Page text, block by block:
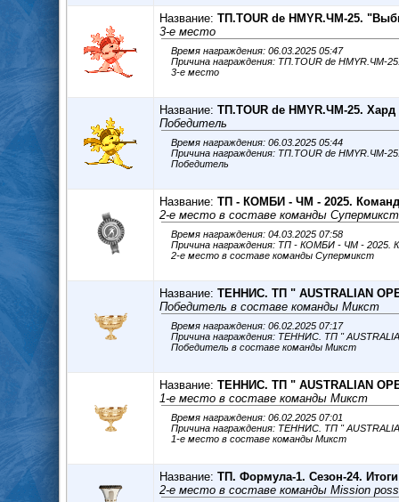
Название: ТП.TOUR de HMYR.ЧМ-25.
3-е место
Время награждения: 06.03.2025 05:47
Причина награждения: ТП.TOUR de HMYR.ЧМ-
3-е место
Название: ТП.TOUR de HMYR.ЧМ-25. Хард
Победитель
Время награждения: 06.03.2025 05:44
Причина награждения: ТП.TOUR de HMYR.ЧМ-
Победитель
Название: ТП - КОМБИ - ЧМ - 2025.
2-е место в составе команды Супермикст
Время награждения: 04.03.2025 07:58
Причина награждения: ТП - КОМБИ - ЧМ - 2025.
2-е место в составе команды Супермикст
Название: ТЕННИС. ТП " AUSTRALIAN
Победитель в составе команды Микст
Время награждения: 06.02.2025 07:17
Причина награждения: ТЕННИС. ТП "
Победитель в составе команды Микст
Название: ТЕННИС. ТП " AUSTRALIAN
1-е место в составе команды Микст
Время награждения: 06.02.2025 07:01
Причина награждения: ТЕННИС. ТП "
1-е место в составе команды Микст
Название: ТП. Формула-1. Сезон-24. Итоги
2-е место в составе команды Mission